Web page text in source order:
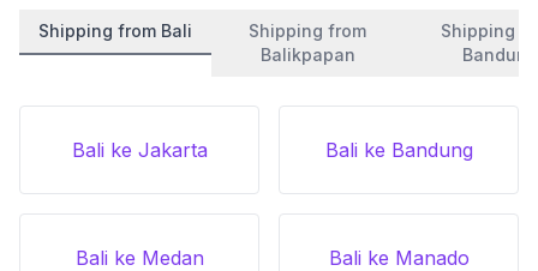
Shipping from Bali
Shipping from
Balikpapan
Shipping
Bandung
Bali ke Jakarta Bali ke Bandung
Bali ke Medan Bali ke Manado